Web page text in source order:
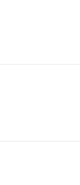
Légal